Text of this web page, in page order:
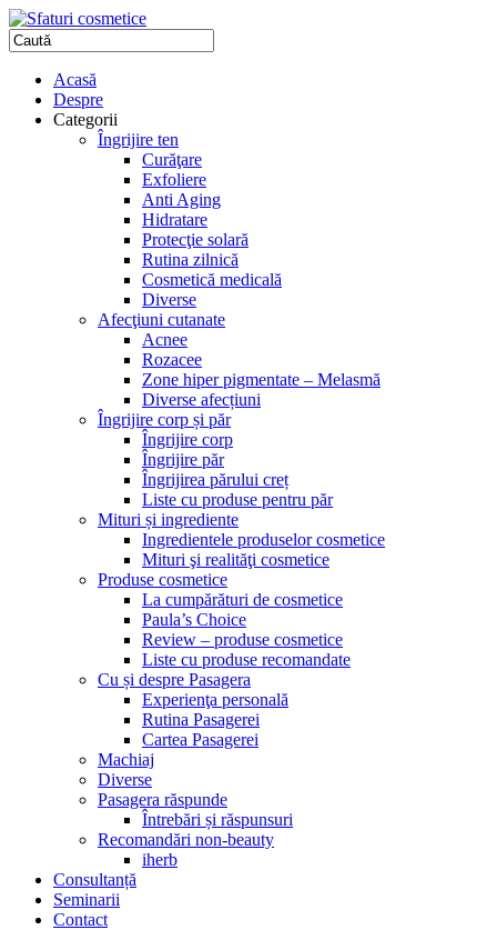
Acasă
Despre
Categorii
Îngrijire ten
Curăţare
Exfoliere
Anti Aging
Hidratare
Protecţie solară
Rutina zilnică
Cosmetică medicală
Diverse
Afecţiuni cutanate
Acnee
Rozacee
Zone hiper pigmentate – Melasmă
Diverse afecțiuni
Îngrijire corp și păr
Îngrijire corp
Îngrijire păr
Îngrijirea părului creț
Liste cu produse pentru păr
Mituri și ingrediente
Ingredientele produselor cosmetice
Mituri şi realităţi cosmetice
Produse cosmetice
La cumpărături de cosmetice
Paula’s Choice
Review – produse cosmetice
Liste cu produse recomandate
Cu și despre Pasagera
Experienţa personală
Rutina Pasagerei
Cartea Pasagerei
Machiaj
Diverse
Pasagera răspunde
Întrebări și răspunsuri
Recomandări non-beauty
iherb
Consultanță
Seminarii
Contact